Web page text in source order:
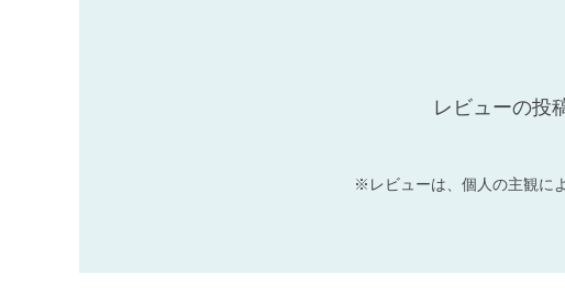
レビューの投
※レビューは、個人の主観に